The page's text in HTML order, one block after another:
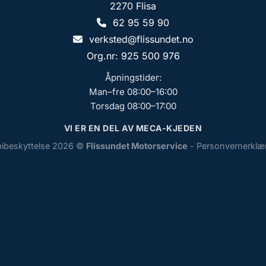
2270 Flisa
62 95 59 90
verksted@flissundet.no
Org.nr: 925 500 976
Åpningstider:
Man–fre 08:00–16:00
Torsdag 08:00–17:00
VI ER EN DEL AV MECA-KJEDEN
2026 © Flissundet Motorservice -